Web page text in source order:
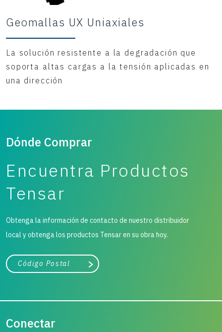
Geomallas UX Uniaxiales
La solución resistente a la degradación que
soporta altas cargas a la tensión aplicadas en
una dirección
Dónde Comprar
Encuentra Productos
Tensar
Obtenga la información de contacto de nuestro distribuidor
local y obtenga los productos Tensar en su obra hoy.
Ciudad, estado o código postal
Buscar
Conectar